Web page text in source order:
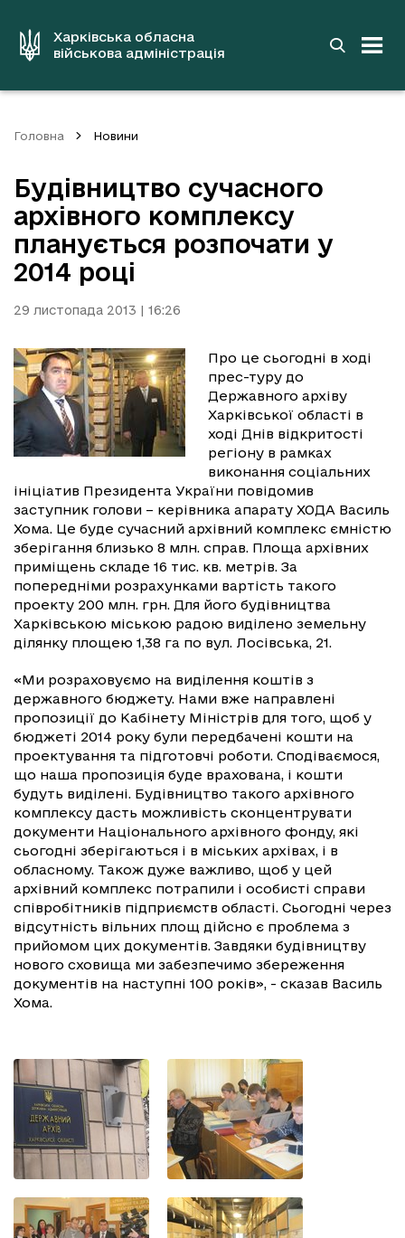
вмістуХарківська обласна
військова адміністрація
Головна Новини
Будівництво сучасного
архівного комплексу
планується розпочати у
2014 році
29 листопада 2013 | 16:26
Про це сьогодні в ході
прес-туру до
Державного архіву
Харківської області в
ході Днів відкритості
регіону в рамках
виконання соціальних
ініціатив Президента України повідомив
заступник голови – керівника апарату ХОДА Василь
Хома. Це буде сучасний архівний комплекс ємністю
зберігання близько 8 млн. справ. Площа архівних
приміщень складе 16 тис. кв. метрів. За
попередніми розрахунками вартість такого
проекту 200 млн. грн. Для його будівництва
Харківською міською радою виділено земельну
ділянку площею 1,38 га по вул. Лосівська, 21.
«Ми розраховуємо на виділення коштів з
державного бюджету. Нами вже направлені
пропозиції до Кабінету Міністрів для того, щоб у
бюджеті 2014 року були передбачені кошти на
проектування та підготовчі роботи. Сподіваємося,
що наша пропозиція буде врахована, і кошти
будуть виділені. Будівництво такого архівного
комплексу дасть можливість сконцентрувати
документи Національного архівного фонду, які
сьогодні зберігаються і в міських архівах, і в
обласному. Також дуже важливо, щоб у цей
архівний комплекс потрапили і особисті справи
співробітників підприємств області. Сьогодні через
відсутність вільних площ дійсно є проблема з
прийомом цих документів. Завдяки будівництву
нового сховища ми забезпечимо збереження
документів на наступні 100 років», - сказав Василь
Хома.